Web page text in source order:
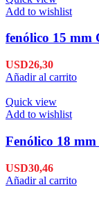
Add to wishlist
fenólico 15 mm
USD26,30
Añadir al carrito
Quick view
Add to wishlist
Fenólico 18
USD30,46
Añadir al carrito